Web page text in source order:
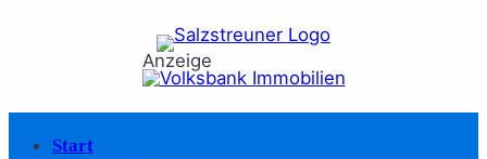
Anzeige
Start